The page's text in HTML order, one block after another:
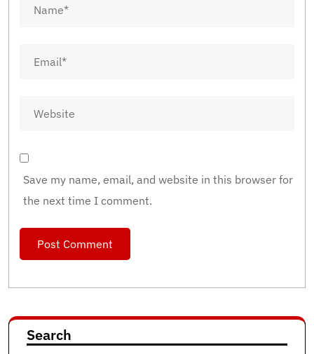
Save my name, email, and website in this browser for
the next time I comment.
Search